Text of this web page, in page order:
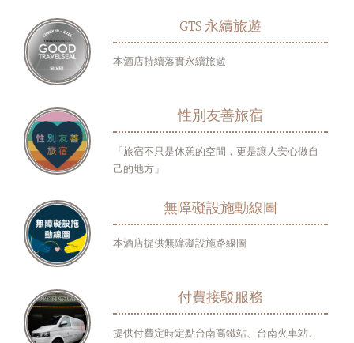
GTS 永續旅遊
本酒店持續落實永續旅遊
性別友善旅宿
「旅宿不只是休憩的空間，更是讓人安心做自
己的地方」
無障礙設施動線圖
本酒店提供無障礙設施路線圖
付費接駁服務
提供付費定時定點台南高鐵站、台南火車站、